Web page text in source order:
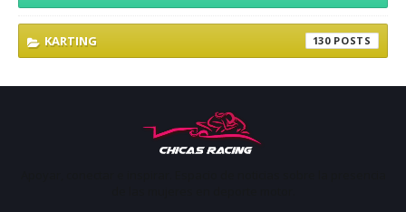
KARTING 130